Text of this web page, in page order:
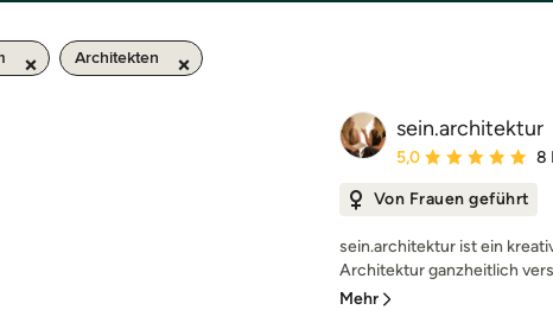
Architekten
sein.architektur
Durchschnittliche
5,0 8
Von Frauen geführt
sein.architektur ist ein
Architektur ganzheitlich
Mehr